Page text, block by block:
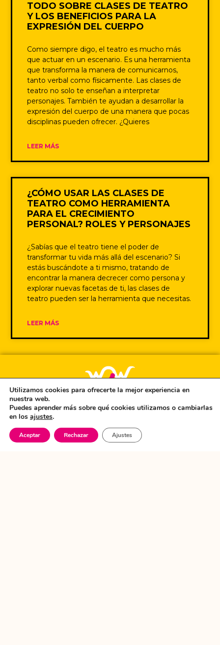
TODO SOBRE CLASES DE TEATRO
Y LOS BENEFICIOS PARA LA
EXPRESIÓN DEL CUERPO
Como siempre digo, el teatro es mucho más
que actuar en un escenario. Es una herramienta
que transforma la manera de comunicarnos,
tanto verbal como físicamente. Las clases de
teatro no solo te enseñan a interpretar
personajes. También te ayudan a desarrollar la
expresión del cuerpo de una manera que pocas
disciplinas pueden ofrecer. ¿Quieres
LEER MÁS
¿CÓMO USAR LAS CLASES DE
TEATRO COMO HERRAMIENTA
PARA EL CRECIMIENTO
PERSONAL? ROLES Y PERSONAJES
¿Sabías que el teatro tiene el poder de
transformar tu vida más allá del escenario? Si
estás buscándote a ti mismo, tratando de
encontrar la manera decrecer como persona y
explorar nuevas facetas de ti, las clases de
teatro pueden ser la herramienta que necesitas.
LEER MÁS
Únete a la Newsletter de Wow
Utilizamos cookies para ofrecerte la mejor experiencia en
nuestra web.
Puedes aprender más sobre qué cookies utilizamos o cambiarlas
en los ajustes.
Aceptar Rechazar Ajustes